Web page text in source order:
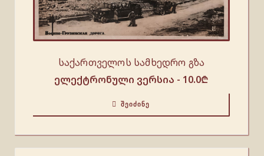
საქართველოს სამხედრო გზა
ელექტრონული ვერსია - 10.0₾
ᲨᲔᲘᲫᲘᲜᲔ